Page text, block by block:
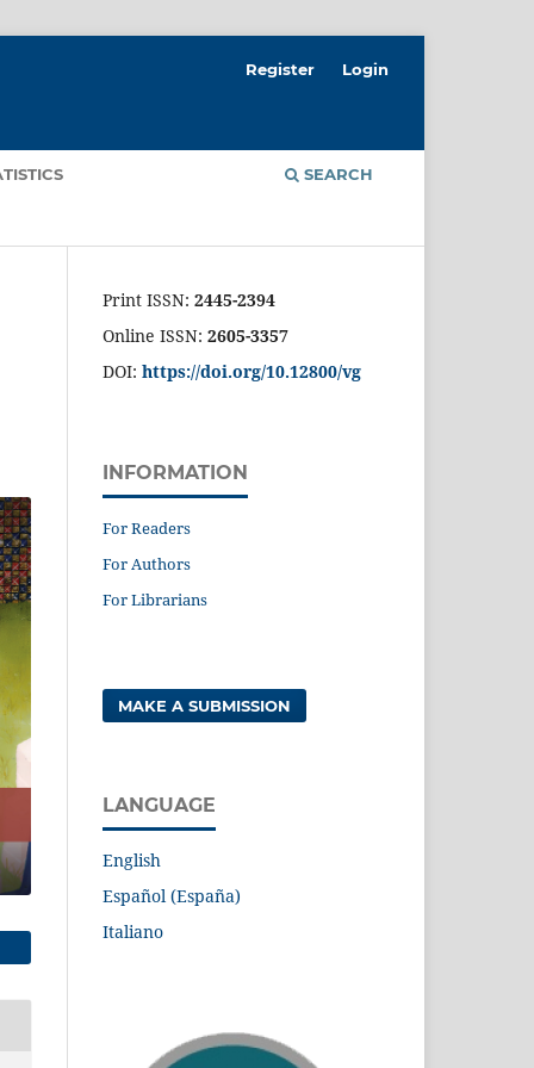
SEARCH
Register Login
Print ISSN: 2445-2394
Online ISSN: 2605-3357
DOI: https://doi.org/10.12800/vg
INFORMATION
For Readers
For Authors
For Librarians
MAKE A SUBMISSION
LANGUAGE
English
Español (España)
Italiano